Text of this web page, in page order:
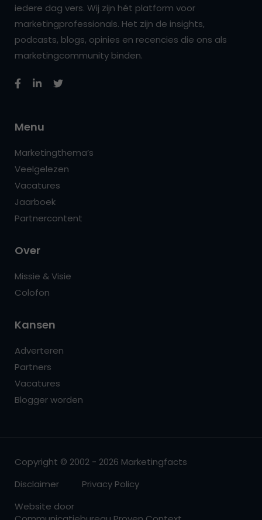
iedere dag vers. Wij zijn hét platform voor
marketingprofessionals. Het zijn de insights,
podcasts, blogs, opinies en recencies die ons als
marketingcommunity binden.
Menu
Marketingthema’s
Veelgelezen
Vacatures
Jaarboek
Partnercontent
Over
Missie & Visie
Colofon
Kansen
Adverteren
Partners
Vacatures
Blogger worden
Copyright © 2002 - 2026 Marketingfacts
Disclaimer
Privacy Policy
Website door